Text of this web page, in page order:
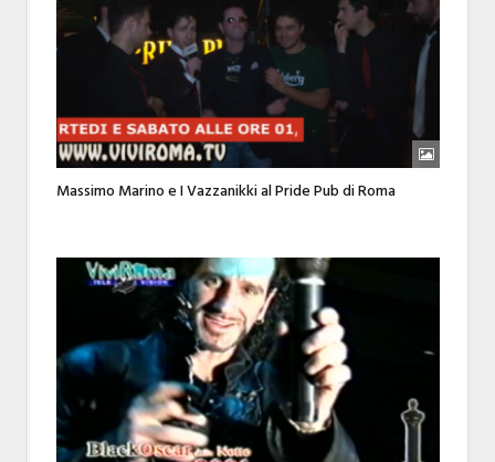
Massimo Marino e I Vazzanikki al Pride Pub di Roma